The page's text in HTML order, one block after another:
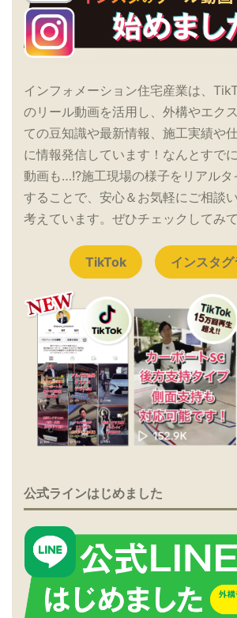
インフォメーション住宅産業は、
のリール動画を活用し、外構やエク
ての豆知識や最新情報、施工実績や
に情報発信しています！なんとすで
動画も…!?施工現場の様子をリアルタ
することで、安心＆お気軽にご相談
考えています。ぜひチェックしてみ
TikTok インスタグ
公式ラインはじめました